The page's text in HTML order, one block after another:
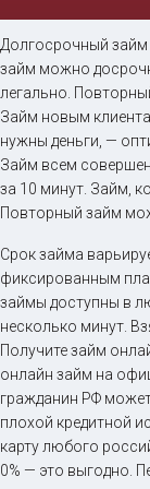
Займ
Сумма
Срок
Долгосрочный займ
займ можно
легально.
Займ новым
нужны деньги, —
Займ всем
за 10 минут. Займ,
Повторный займ
Срок займа
фиксированным
займы доступны в
несколько минут.
Получите займ
онлайн займ на
гражданин РФ
плохой кредитной
карту любого
0% — это выгодно.